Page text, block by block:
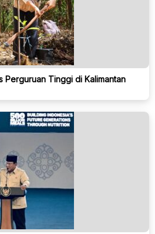
Perguruan Tinggi di Kalimantan